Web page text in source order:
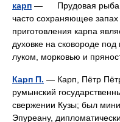
карп — Прудовая рыба,
часто сохраняющее
приготовления карпа
духовке на сковороде
луком, морковью и
Карп П. — Карп, Пётр
румынский
свержении Кузы; был
Эпуреану,